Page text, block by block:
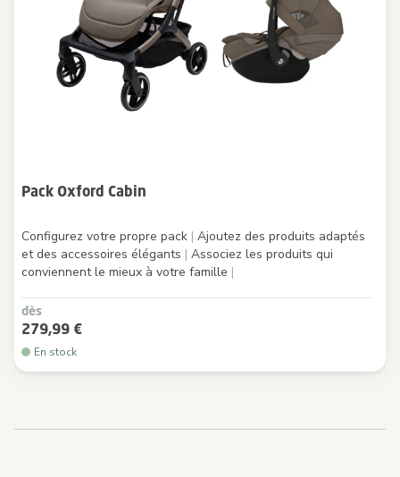
Pack Oxford Cabin
Configurez votre propre pack | Ajoutez des produits adaptés
et des accessoires élégants | Associez les produits qui
conviennent le mieux à votre famille |
dès
279,99 €
En stock